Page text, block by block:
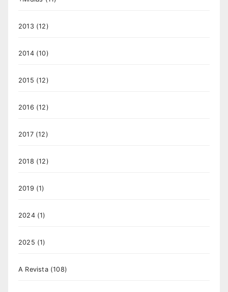
2013(12)
2014(10)
2015 (12)
2016 (12)
2017(12)
2018 (12)
2019 (1)
2024(1)
2025 (1)
A Revista(108)